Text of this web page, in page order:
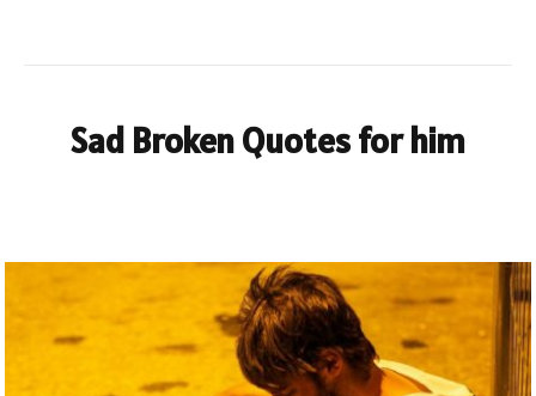
Sad Broken Quotes for him